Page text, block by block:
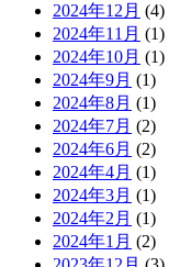
2024年12月 (4)
2024年11月 (1)
2024年10月 (1)
2024年9月 (1)
2024年8月 (1)
2024年7月 (2)
2024年6月 (2)
2024年4月 (1)
2024年3月 (1)
2024年2月 (1)
2024年1月 (2)